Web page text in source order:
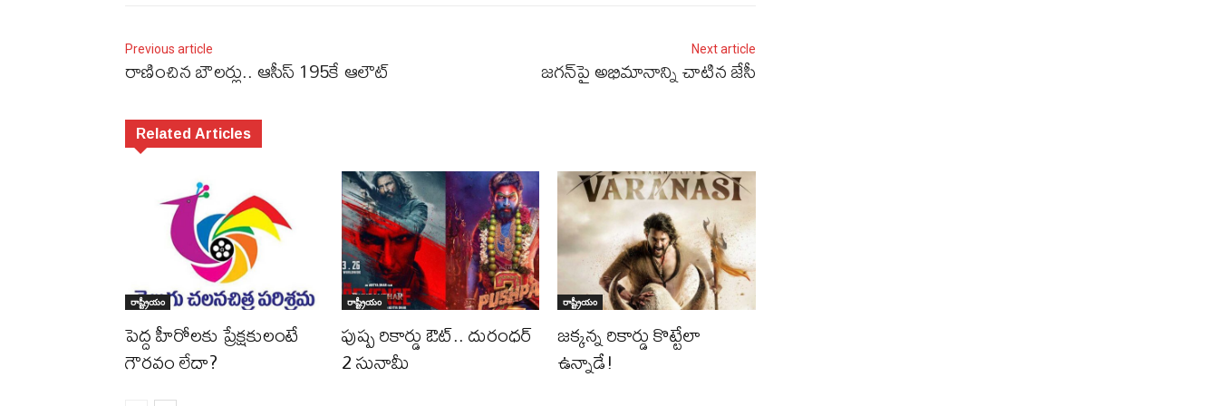
Previous article
రాణించిన బౌలర్లు.. ఆసీస్ 195కే ఆలౌట్
Next article
జగన్‌పై అభిమానాన్ని చాటిన జేసీ
Related Articles
రాష్ట్రీయం
పెద్ద హీరోల‌కు ప్రేక్ష‌కులంటే
గౌర‌వం లేదా?
రాష్ట్రీయం
పుష్ప రికార్డు ఔట్‌.. దురంధ‌ర్
2 సునామీ
రాష్ట్రీయం
జ‌క్క‌న్న రికార్డు కొట్టేలా
ఉన్నాడే!